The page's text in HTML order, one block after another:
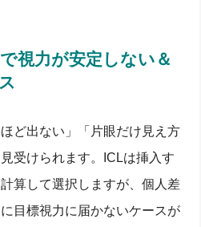
視力が安定しない＆
ど出ない」「片眼だけ見え方
受けられます。ICLは挿入す
算して選択しますが、個人差
目標視力に届かないケースが